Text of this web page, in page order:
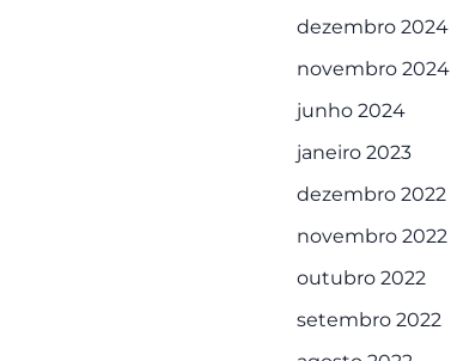
dezembro 2024
novembro 2024
junho 2024
janeiro 2023
dezembro 2022
novembro 2022
outubro 2022
setembro 2022